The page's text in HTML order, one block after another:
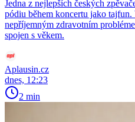
Jedna z nejlepších českých
pódiu během koncertu jako
nepříjemným zdravotním
spojen s věkem.
Aplausin.cz
dnes, 12:23
2 min